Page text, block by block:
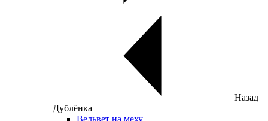
Назад
Дублёнка
Вельвет на меху